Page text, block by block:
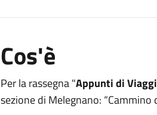
Cos'è
Per la rassegna "Appunti di
sezione di Melegnano: “Cammino